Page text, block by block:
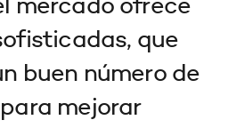
mercado ofrece
que
buen número de
mejorar